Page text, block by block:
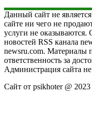
Данный сайт не
сайте ни чего не
услуги не оказываются.
новостей RSS канала
newsru.com. Материалы
ответственность за
Администрация сайта не
Сайт от psikhoter @ 2023